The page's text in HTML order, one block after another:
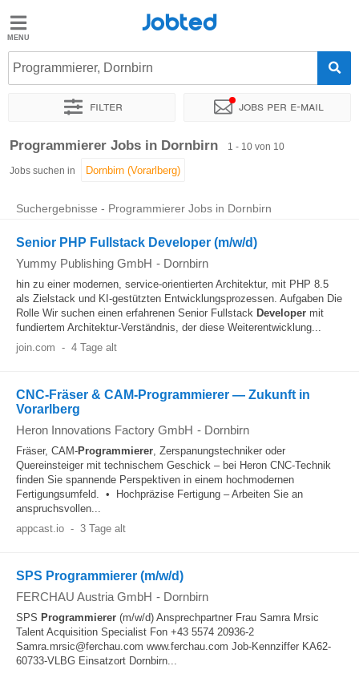
Jobted
Jobs
Jobted
Programmierer, Dornbirn
Filter Jobs per e-mail
Sortieren nach Genauer Standort Unternehmen
Programmierer Jobs in Dornbirn 1 - 10 von 10
Jobs suchen in
Suchergebnisse - Programmierer Jobs in Dornbirn
Senior PHP Fullstack Developer (m/w/d)
Yummy Publishing GmbH - Dornbirn
hin zu einer modernen, service-orientierten Architektur, mit PHP 8.5
als Zielstack und KI-gestützten Entwicklungsprozessen. Aufgaben Die
Rolle Wir suchen einen erfahrenen Senior Fullstack Developer mit
fundiertem Architektur-Verständnis, der diese Weiterentwicklung...
join.com - 4 Tage alt
CNC-Fräser & CAM-Programmierer — Zukunft in
Vorarlberg
Heron Innovations Factory GmbH - Dornbirn
Fräser, CAM-Programmierer, Zerspanungstechniker oder
Quereinsteiger mit technischem Geschick – bei Heron CNC-Technik
finden Sie spannende Perspektiven in einem hochmodernen
Fertigungsumfeld. • Hochpräzise Fertigung – Arbeiten Sie an
anspruchsvollen...
appcast.io - 3 Tage alt
SPS Programmierer (m/w/d)
FERCHAU Austria GmbH - Dornbirn
SPS Programmierer (m/w/d) Ansprechpartner Frau Samra Mrsic
Talent Acquisition Specialist Fon +43 5574 20936-2
Samra.mrsic@ferchau.com www.ferchau.com Job-Kennziffer KA62-
60733-VLBG Einsatzort Dornbirn...